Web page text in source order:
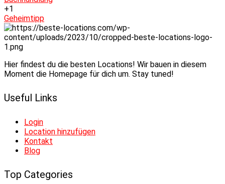
+1
Geheimtipp
Hier findest du die besten Locations! Wir bauen in diesem
Moment die Homepage für dich um. Stay tuned!
Useful Links
Login
Location hinzufügen
Kontakt
Blog
Top Categories